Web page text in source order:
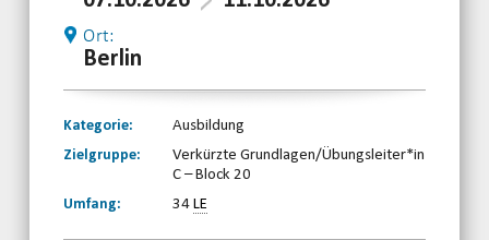
Ort:
Berlin
Kategorie:
Ausbildung
Zielgruppe:
Verkürzte Grundlagen/Übungsleiter*in
C – Block 20
Umfang:
34 LE